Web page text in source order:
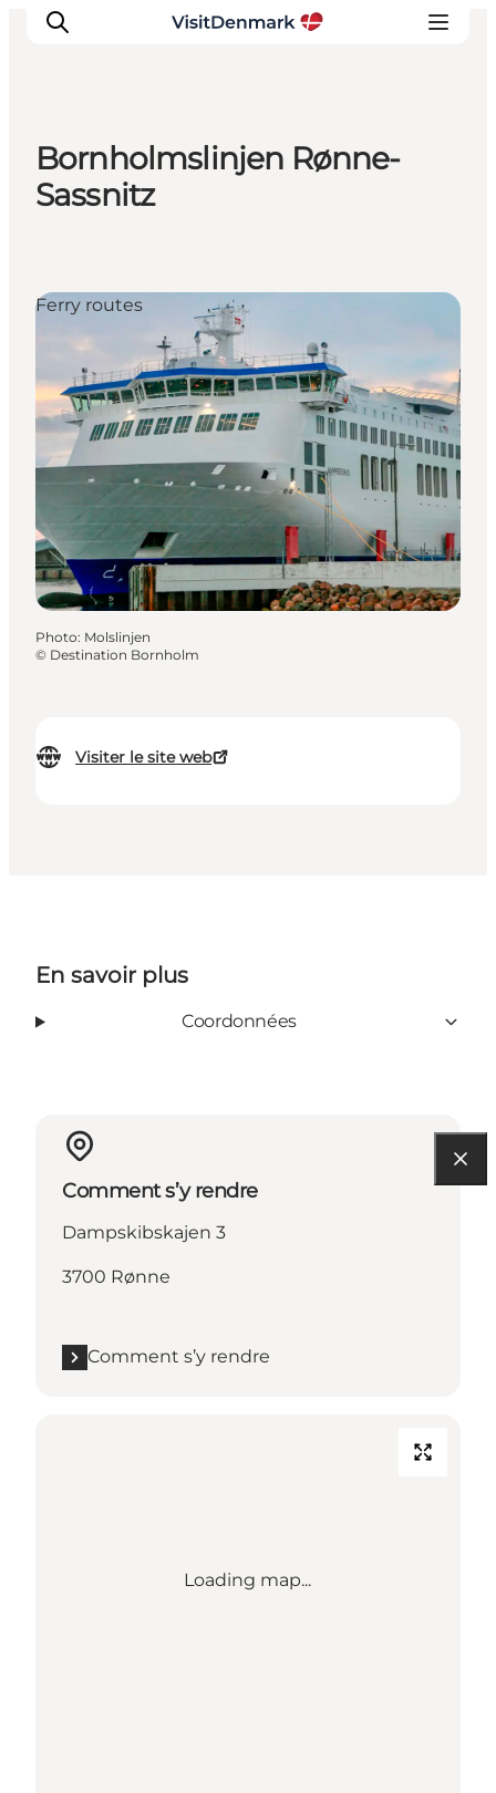
Inspirations
Planifiez votre voyage
Bornholmslinjen Rønne-
Sassnitz
Visiter le site web
Ferry routes
Photo: Molslinjen
© Destination Bornholm
En savoir plus
Coordonnées
Comment s’y rendre
Dampskibskajen 3
3700 Rønne
Comment s’y rendre
Loading map...